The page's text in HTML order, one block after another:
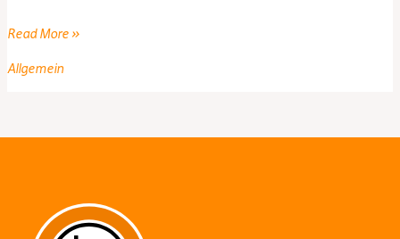
Nuklearwaffen
Read More »
Allgemein